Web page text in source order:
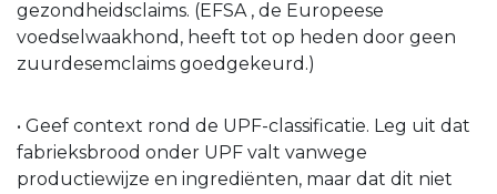
gezondheidsclaims. (EFSA , de Europeese
voedselwaakhond, heeft tot op heden door geen
zuurdesemclaims goedgekeurd.)
• Geef context rond de UPF-classificatie. Leg uit dat
fabrieksbrood onder UPF valt vanwege
productiewijze en ingrediënten, maar dat dit niet